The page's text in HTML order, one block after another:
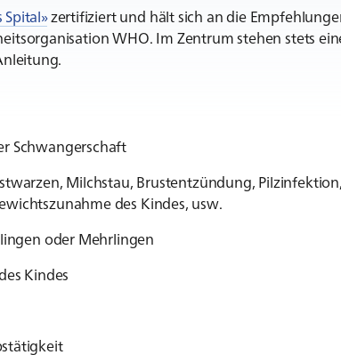
zertifiziert und hält sich an die
WHO. Im Zentrum stehen stets
Schwangerschaft
Milchstau, Brustentzündung,
des Kindes, usw.
oder Mehrlingen
Kindes